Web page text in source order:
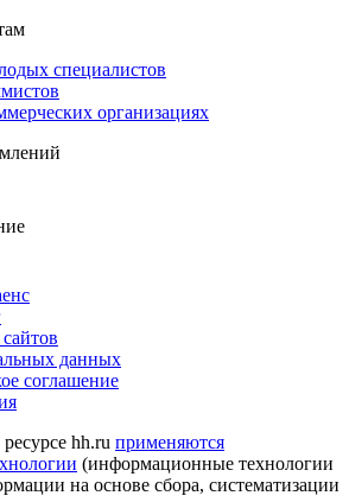
специалистов
организациях
данных
соглашение
hh.ru применяются
(информационные технологии
на основе сбора, систематизации